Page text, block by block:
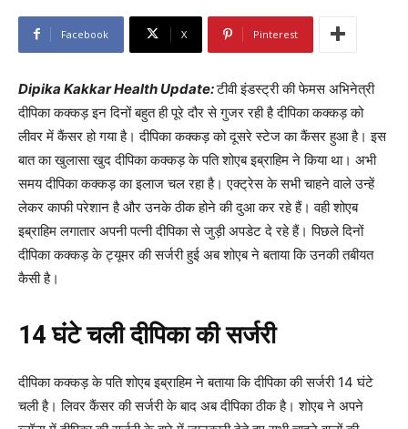
Facebook X Pinterest
Dipika Kakkar Health Update:टीवी इंडस्ट्री की फेमस अभिनेत्री
दीपिका कक्कड़ इन दिनों बहुत ही पूरे दौर से गुजर रही है दीपिका कक्कड़ को
लीवर में कैंसर हो गया है। दीपिका कक्कड़ को दूसरे स्टेज का कैंसर हुआ है। इस
बात का खुलासा खुद दीपिका कक्कड़ के पति शोएब इब्राहिम ने किया था। अभी
समय दीपिका कक्कड़ का इलाज चल रहा है। एक्ट्रेस के सभी चाहने वाले उन्हें
लेकर काफी परेशान है और उनके ठीक होने की दुआ कर रहे हैं। वही शोएब
इब्राहिम लगातार अपनी पत्नी दीपिका से जुड़ी अपडेट दे रहे हैं। पिछले दिनों
दीपिका कक्कड़ के ट्यूमर की सर्जरी हुई अब शोएब ने बताया कि उनकी तबीयत
कैसी है।
14 घंटे चली दीपिका की सर्जरी
दीपिका कक्कड़ के पति शोएब इब्राहिम ने बताया कि दीपिका की सर्जरी 14 घंटे
चली है। लिवर कैंसर की सर्जरी के बाद अब दीपिका ठीक है। शोएब ने अपने